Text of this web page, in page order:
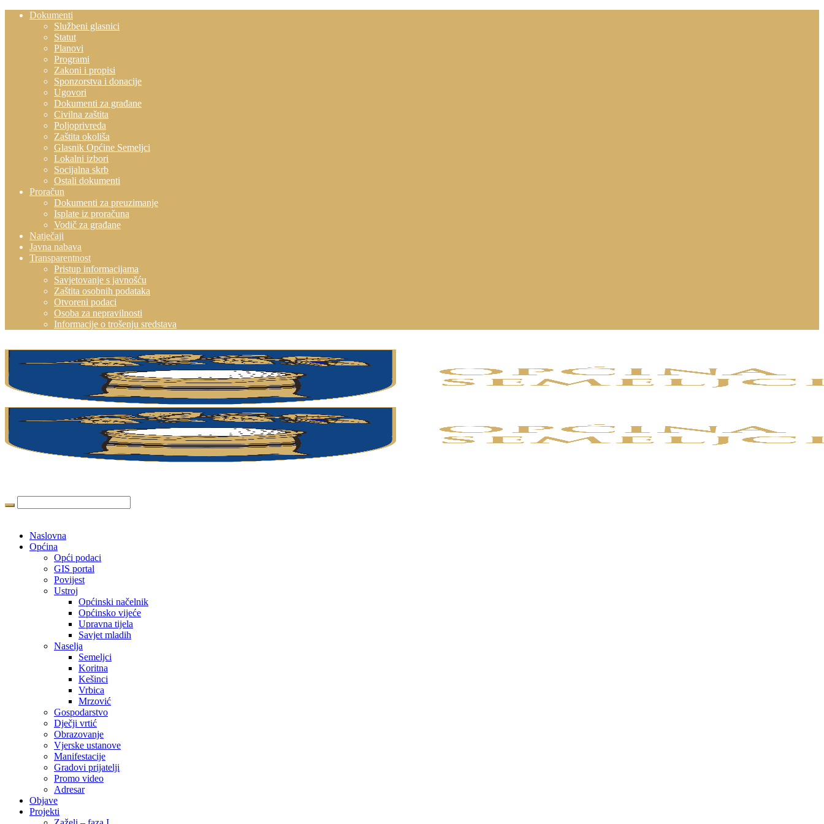
Dokumenti
Službeni glasnici
Statut
Planovi
Programi
Zakoni i propisi
Sponzorstva i donacije
Ugovori
Dokumenti za građane
Civilna zaštita
Poljoprivreda
Zaštita okoliša
Glasnik Općine Semeljci
Lokalni izbori
Socijalna skrb
Ostali dokumenti
Proračun
Dokumenti za preuzimanje
Isplate iz proračuna
Vodič za građane
Natječaji
Javna nabava
Transparentnost
Pristup informacijama
Savjetovanje s javnošću
Zaštita osobnih podataka
Otvoreni podaci
Osoba za nepravilnosti
Informacije o trošenju sredstava
Naslovna
Općina
Opći podaci
GIS portal
Povijest
Ustroj
Općinski načelnik
Općinsko vijeće
Upravna tijela
Savjet mladih
Naselja
Semeljci
Koritna
Kešinci
Vrbica
Mrzović
Gospodarstvo
Dječji vrtić
Obrazovanje
Vjerske ustanove
Manifestacije
Gradovi prijatelji
Promo video
Adresar
Objave
Projekti